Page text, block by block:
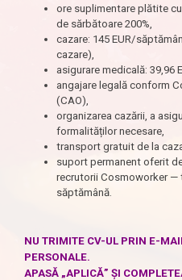
ore suplimentare plătite
de sărbătoare 200%,
cazare: 145 EUR/
cazare),
asigurare medicală: 39,96
angajare legală conform
(CAO),
organizarea cazării, a
formalităților necesare,
transport gratuit de la
suport permanent oferit
recrutorii Cosmoworker —
săptămână.
NU TRIMITE CV-UL PRIN E-
PERSONALE.
APASĂ „APLICĂ” ȘI